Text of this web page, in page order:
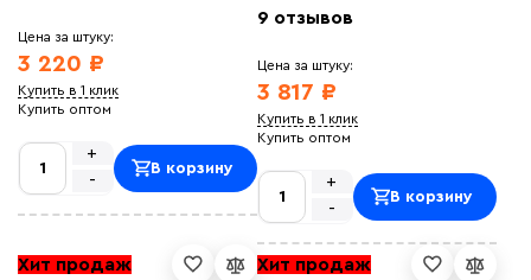
Цена за штуку:
3 220 ₽
Купить в 1 клик
Купить оптом
-
+
В корзину
9 отзывов
Цена за штуку:
3 817 ₽
Купить в 1 клик
Купить оптом
-
+
В корзину
Хит продаж Хит продаж